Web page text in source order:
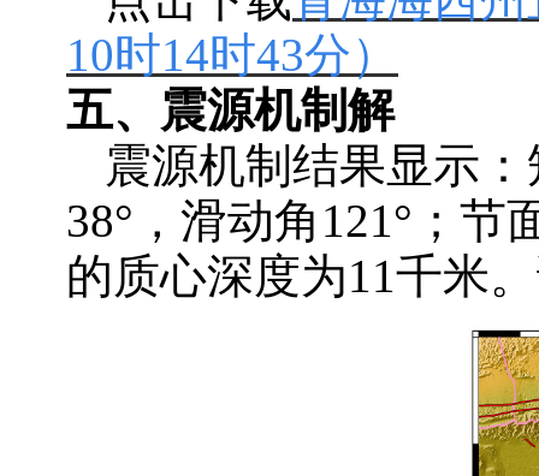
10时14时43分）
五、 震源机制解
震源机制结果显示
38° ， 滑动角 121°；节
的质心深度为11千米。